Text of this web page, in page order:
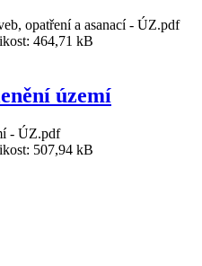
opatření a asanací - ÚZ.pdf
464,71 kB
území
- ÚZ.pdf
507,94 kB